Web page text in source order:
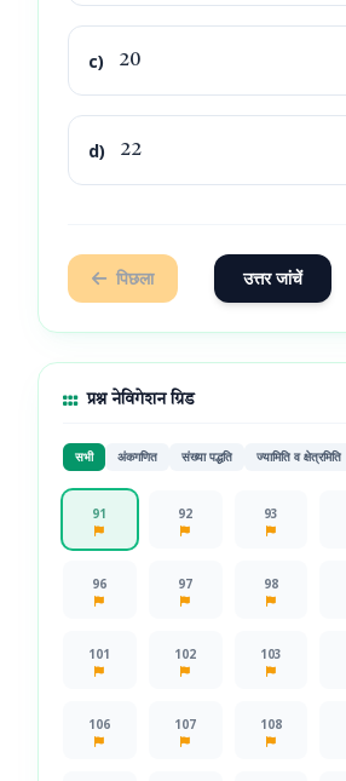
c) 20
d) 22
पिछला उत्तर जांचें
प्रश्न नेविगेशन ग्रिड
सभी अंकगणित संख्या पद्धति ज्यामिति व क्षेत्रमिति
91 92 93
96 97 98
101 102 103
106 107 108